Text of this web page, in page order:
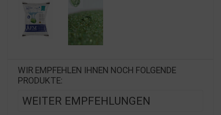
WIR EMPFEHLEN IHNEN NOCH FOLGENDE
PRODUKTE:
WEITER EMPFEHLUNGEN